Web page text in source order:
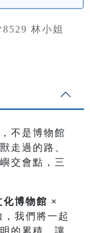
林小姐
不是博物館
走過的路、
交會點，三
化博物館 ×
我們將一起
的累積，讓